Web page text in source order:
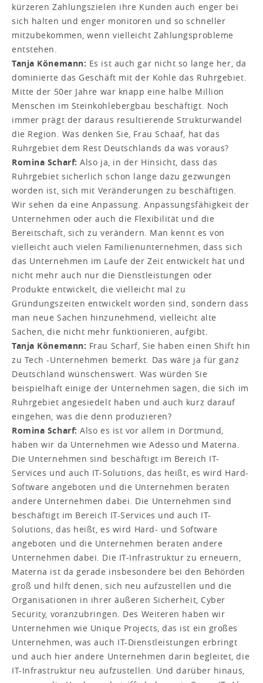
kürzeren Zahlungszielen ihre Kunden auch enger bei
sich halten und enger monitoren und so schneller
mitzubekommen, wenn vielleicht Zahlungsprobleme
entstehen.
Tanja Könemann: Es ist auch gar nicht so lange her, da
dominierte das Geschäft mit der Kohle das Ruhrgebiet.
Mitte der 50er Jahre war knapp eine halbe Million
Menschen im Steinkohlebergbau beschäftigt. Noch
immer prägt der daraus resultierende Strukturwandel
die Region. Was denken Sie, Frau Schaaf, hat das
Ruhrgebiet dem Rest Deutschlands da was voraus?
Romina Scharf:Also ja, in der Hinsicht, dass das
Ruhrgebiet sicherlich schon lange dazu gezwungen
worden ist, sich mit Veränderungen zu beschäftigen.
Wir sehen da eine Anpassung. Anpassungsfähigkeit der
Unternehmen oder auch die Flexibilität und die
Bereitschaft, sich zu verändern. Man kennt es von
vielleicht auch vielen Familienunternehmen, dass sich
das Unternehmen im Laufe der Zeit entwickelt hat und
nicht mehr auch nur die Dienstleistungen oder
Produkte entwickelt, die vielleicht mal zu
Gründungszeiten entwickelt worden sind, sondern dass
man neue Sachen hinzunehmend, vielleicht alte
Sachen, die nicht mehr funktionieren, aufgibt.
Tanja Könemann: Frau Scharf, Sie haben einen Shift hin
zu Tech -Unternehmen bemerkt. Das wäre ja für ganz
Deutschland wünschenswert. Was würden Sie
beispielhaft einige der Unternehmen sagen, die sich im
Ruhrgebiet angesiedelt haben und auch kurz darauf
eingehen, was die denn produzieren?
Romina Scharf:Also es ist vor allem in Dortmund,
haben wir da Unternehmen wie Adesso und Materna.
Die Unternehmen sind beschäftigt im Bereich IT-
Services und auch IT-Solutions, das heißt, es wird Hard-
Software angeboten und die Unternehmen beraten
andere Unternehmen dabei. Die Unternehmen sind
beschäftigt im Bereich IT-Services und auch IT-
Solutions, das heißt, es wird Hard- und Software
angeboten und die Unternehmen beraten andere
Unternehmen dabei. Die IT-Infrastruktur zu erneuern,
Materna ist da gerade insbesondere bei den Behörden
groß und hilft denen, sich neu aufzustellen und die
Organisationen in ihrer äußeren Sicherheit, Cyber
Security, voranzubringen. Des Weiteren haben wir
Unternehmen wie Unique Projects, das ist ein großes
Unternehmen, was auch IT-Dienstleistungen erbringt
und auch hier andere Unternehmen darin begleitet, die
IT-Infrastruktur neu aufzustellen. Und darüber hinaus,